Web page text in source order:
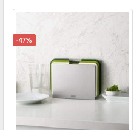
-47%